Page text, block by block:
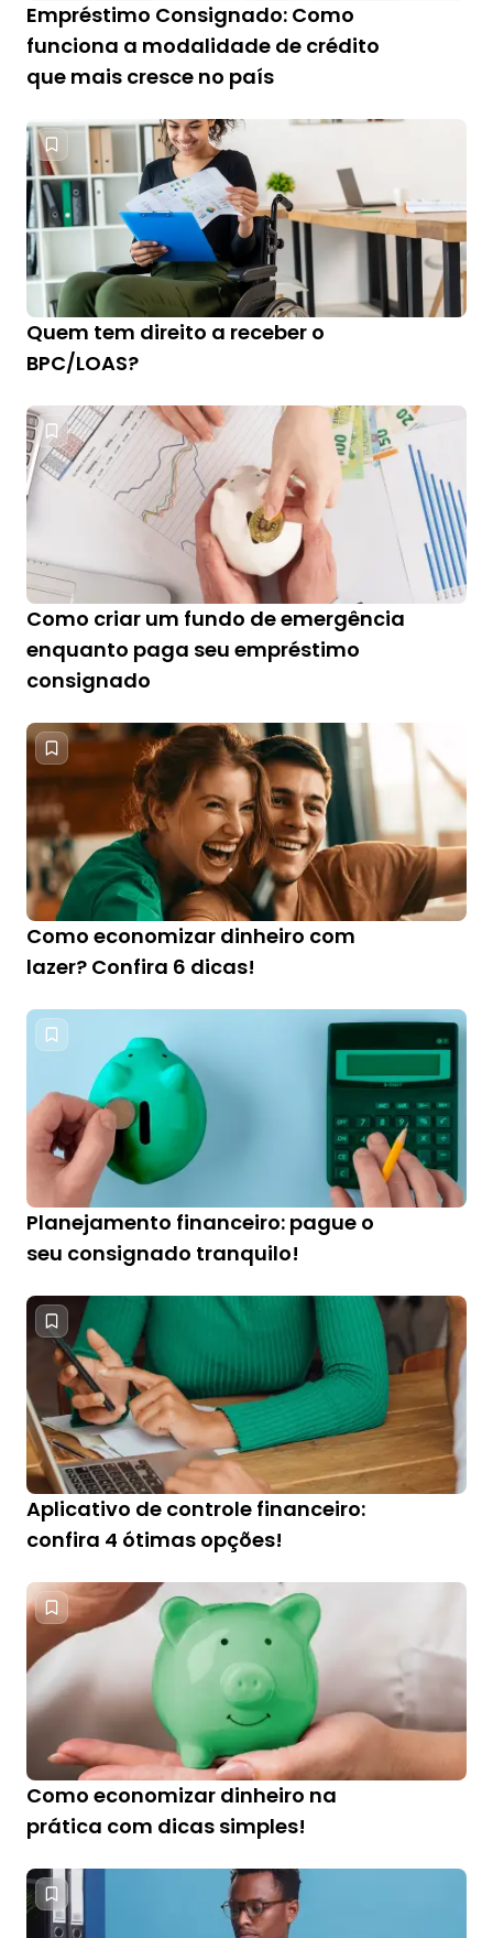
Empréstimo Consignado: Como
funciona a modalidade de crédito
que mais cresce no país
Quem tem direito a receber o
BPC/LOAS?
Como criar um fundo de emergência
enquanto paga seu empréstimo
consignado
Como economizar dinheiro com
lazer? Confira 6 dicas!
Planejamento financeiro: pague o
seu consignado tranquilo!
Aplicativo de controle financeiro:
confira 4 ótimas opções!
Como economizar dinheiro na
prática com dicas simples!